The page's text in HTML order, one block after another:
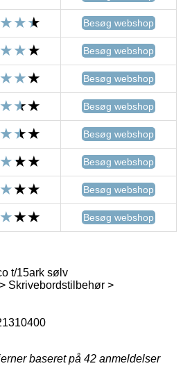
Besøg webshop
Besøg webshop
Besøg webshop
Besøg webshop
Besøg webshop
Besøg webshop
Besøg webshop
Besøg webshop
t/15ark sølv
Skrivebordstilbehør >
baseret på 42 anmeldelser